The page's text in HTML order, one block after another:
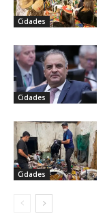
Cidades
Cidades
Cidades